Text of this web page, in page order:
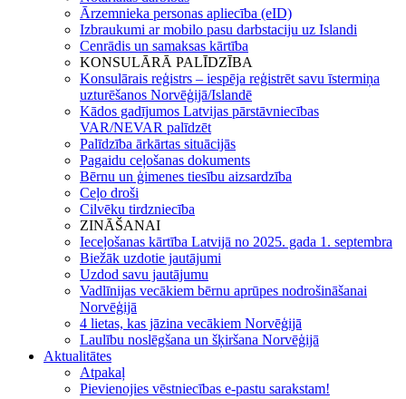
Ārzemnieka personas apliecība (eID)
Izbraukumi ar mobilo pasu darbstaciju uz Islandi
Cenrādis un samaksas kārtība
KONSULĀRĀ PALĪDZĪBA
Konsulārais reģistrs – iespēja reģistrēt savu īstermiņa
uzturēšanos Norvēģijā/Islandē
Kādos gadījumos Latvijas pārstāvniecības
VAR/NEVAR palīdzēt
Palīdzība ārkārtas situācijās
Pagaidu ceļošanas dokuments
Bērnu un ģimenes tiesību aizsardzība
Ceļo droši
Cilvēku tirdzniecība
ZINĀŠANAI
Ieceļošanas kārtība Latvijā no 2025. gada 1. septembra
Biežāk uzdotie jautājumi
Uzdod savu jautājumu
Vadlīnijas vecākiem bērnu aprūpes nodrošināšanai
Norvēģijā
4 lietas, kas jāzina vecākiem Norvēģijā
Laulību noslēgšana un šķiršana Norvēģijā
Aktualitātes
Atpakaļ
Pievienojies vēstniecības e-pastu sarakstam!